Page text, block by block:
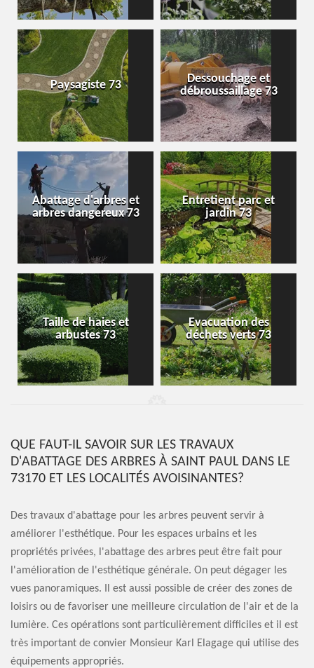
Paysagiste 73
Dessouchage et
débroussaillage 73
Abattage d'arbres et
arbres dangereux 73
Entretient parc et
jardin 73
Taille de haies et
arbustes 73
Evacuation des
déchets verts 73
QUE FAUT-IL SAVOIR SUR LES TRAVAUX
D'ABATTAGE DES ARBRES À SAINT PAUL DANS LE
73170 ET LES LOCALITÉS AVOISINANTES?
Des travaux d'abattage pour les arbres peuvent servir à
améliorer l'esthétique. Pour les espaces urbains et les
propriétés privées, l'abattage des arbres peut être fait pour
l'amélioration de l'esthétique générale. On peut dégager les
vues panoramiques. Il est aussi possible de créer des zones de
loisirs ou de favoriser une meilleure circulation de l'air et de la
lumière. Ces opérations sont particulièrement difficiles et il est
très important de convier Monsieur Karl Elagage qui utilise des
équipements appropriés.